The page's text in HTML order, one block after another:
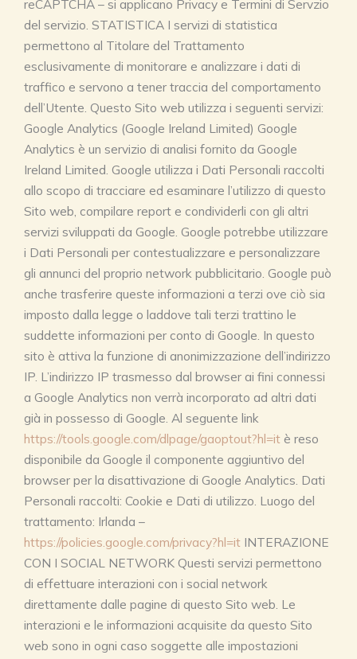
reCAPTCHA – si applicano Privacy e Termini di Servzio
del servizio. STATISTICA I servizi di statistica
permettono al Titolare del Trattamento
esclusivamente di monitorare e analizzare i dati di
traffico e servono a tener traccia del comportamento
dell’Utente. Questo Sito web utilizza i seguenti servizi:
Google Analytics (Google Ireland Limited) Google
Analytics è un servizio di analisi fornito da Google
Ireland Limited. Google utilizza i Dati Personali raccolti
allo scopo di tracciare ed esaminare l’utilizzo di questo
Sito web, compilare report e condividerli con gli altri
servizi sviluppati da Google. Google potrebbe utilizzare
i Dati Personali per contestualizzare e personalizzare
gli annunci del proprio network pubblicitario. Google può
anche trasferire queste informazioni a terzi ove ciò sia
imposto dalla legge o laddove tali terzi trattino le
suddette informazioni per conto di Google. In questo
sito è attiva la funzione di anonimizzazione dell’indirizzo
IP. L’indirizzo IP trasmesso dal browser ai fini connessi
a Google Analytics non verrà incorporato ad altri dati
già in possesso di Google. Al seguente link
https://tools.google.com/dlpage/gaoptout?hl=it è reso
disponibile da Google il componente aggiuntivo del
browser per la disattivazione di Google Analytics. Dati
Personali raccolti: Cookie e Dati di utilizzo. Luogo del
trattamento: Irlanda –
https://policies.google.com/privacy?hl=it INTERAZIONE
CON I SOCIAL NETWORK Questi servizi permettono
di effettuare interazioni con i social network
direttamente dalle pagine di questo Sito web. Le
interazioni e le informazioni acquisite da questo Sito
web sono in ogni caso soggette alle impostazioni